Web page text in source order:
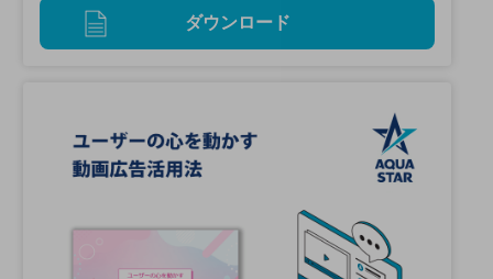
ダウンロード